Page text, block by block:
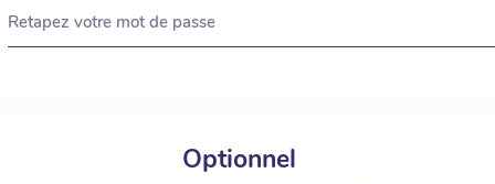
Retapez votre mot de passe
Optionnel